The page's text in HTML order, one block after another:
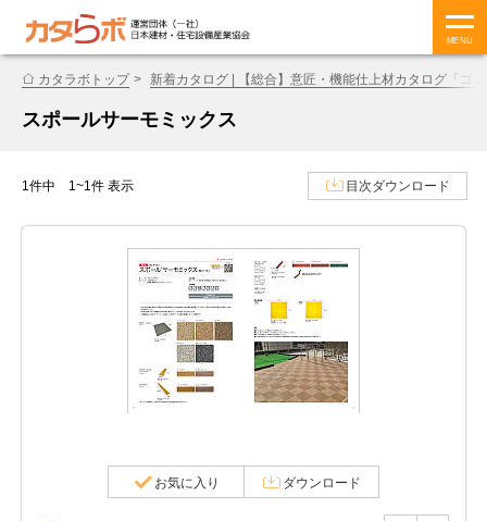
MENU
カタラボトップ 新着カタログ | 【総合】意匠・機能仕上材カタログ「ゴ
スポールサーモミックス
1件中 1~1件 表示 目次ダウンロード
お気に入り ダウンロード